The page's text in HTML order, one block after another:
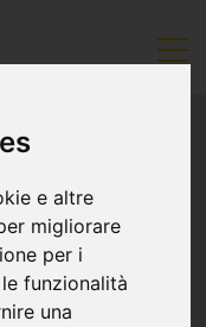
e altre
migliorare
per i
funzionalità
una